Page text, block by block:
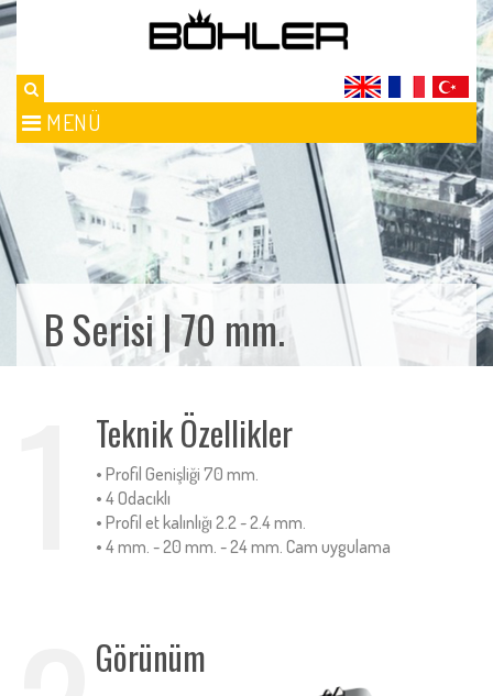
MENÜ
B Serisi | 70 mm.
Teknik Özellikler
• Profil Genişliği 70 mm.
• 4 Odacıklı
• Profil et kalınlığı 2.2 ~ 2.4 mm.
• 4 mm. - 20 mm. - 24 mm. Cam uygulama
Görünüm